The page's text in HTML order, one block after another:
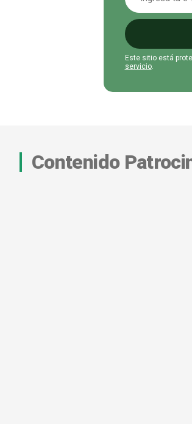
Este sitio está
servicio.
Contenido